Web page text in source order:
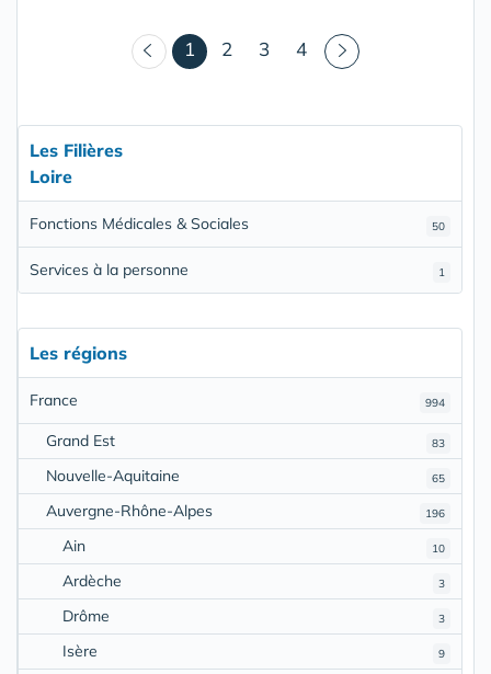
1 (courant)
2 3 4
Les Filières
Loire
50
Fonctions Médicales & Sociales
1
Services à la personne
Les régions
994
France
83
Grand Est
65
Nouvelle-Aquitaine
196
Auvergne-Rhône-Alpes
10
Ain
3
Ardèche
3
Drôme
9
Isère